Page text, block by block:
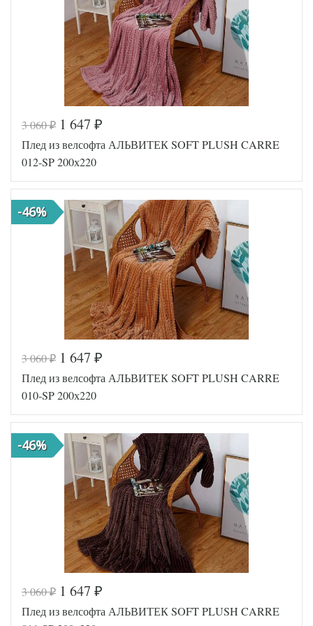
Код товара
546-300
Артикул
AL200092
5594033
Размер пледа/
покрывала
Ткань
Велсофт
Производитель
АльВиТек
(Россия)
Код товара
546-309
Артикул
AL200092
5588766
Размер пледа/
покрывала
Ткань
Велсофт
Производитель АльВиТек
(Россия)
3 060₽ 1 647 ₽
Плед из велсофта АЛЬВИТЕК SOFT PLUSH CARRE
012-SP 200х220
-46%
Код товара
546-315
Артикул
AL200092
5594064
3 060₽ 1 647 ₽
Плед из велсофта АЛЬВИТЕК SOFT PLUSH CARRE
010-SP 200х220
-46%
3 060₽ 1 647 ₽
Плед из велсофта АЛЬВИТЕК SOFT PLUSH CARRE